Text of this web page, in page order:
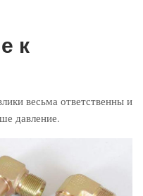
к
весьма ответственны и
давление.